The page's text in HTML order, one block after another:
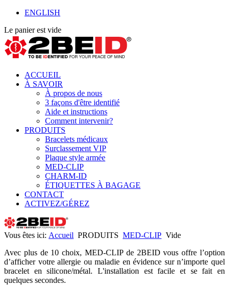
ENGLISH
Le panier est vide
ACCUEIL
À SAVOIR
À propos de nous
3 façons d'être identifié
Aide et instructions
Comment intervenir?
PRODUITS
Bracelets médicaux
Surclassement VIP
Plaque style armée
MED-CLIP
CHARM-ID
ÉTIQUETTES À BAGAGE
CONTACT
ACTIVEZ/GÉREZ
Vous êtes ici: Accueil PRODUITS MED-CLIP Vide
Avec plus de 10 choix, MED-CLIP de 2BEID vous offre l’option
d’afficher votre allergie ou maladie en évidence sur n’importe quel
bracelet en silicone/métal. L'installation est facile et se fait en
quelques secondes.